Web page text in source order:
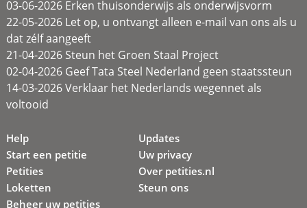
03-06-2026 Erken thuisonderwijs als onderwijsvorm
22-05-2026 Let op, u ontvangt alleen e-mail van ons als u
dat zélf aangeeft
21-04-2026 Steun het Groen Staal Project
02-04-2026 Geef Tata Steel Nederland geen staatssteun
14-03-2026 Verklaar het Nederlands wegennet als
voltooid
Help
Start een petitie
Petities
Loketten
Beheer uw petities
Updates
Uw privacy
Over petities.nl
Steun ons